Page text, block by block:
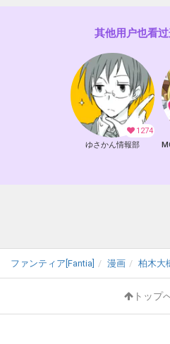
其他用户也看
1274
ゆさかん情報部
ファンティア[Fantia] 漫画 柏木大
トップ